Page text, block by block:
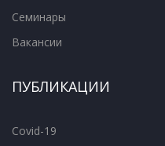
Семинары
Вакансии
ПУБЛИКАЦИИ
Covid-19